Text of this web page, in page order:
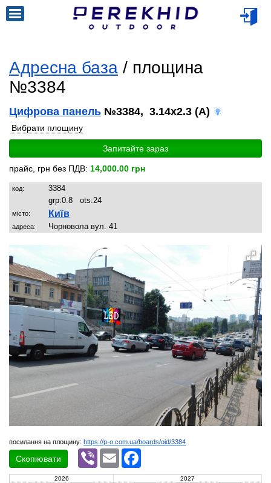
Адресна база / площина
№3384
Цифрова панель №3384, 3.14x2.3 (A)
Вибрати площину
Запитайте зараз
прайс, грн без ПДВ: 14,000.00 грн
код:
3384
grp:0.8 ots:24
місто: Київ
адреса: Чорновола вул. 41
посилання на площину: https://p-o.com.ua/boards/oid/3384
Скопіювати
Viber Email
2026
2027